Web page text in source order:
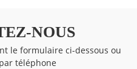
NOUS
le formulaire ci-dessous ou
téléphone